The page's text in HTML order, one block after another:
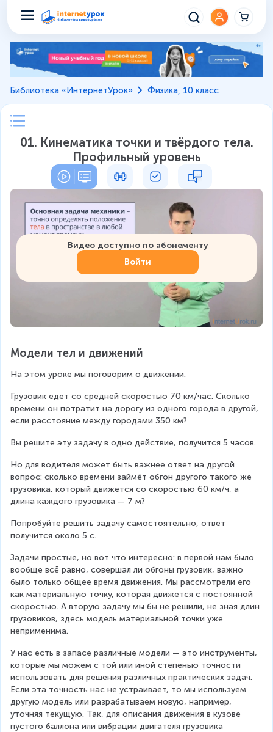
Библиотека «ИнтернетУрок» Физика, 10 класс
01. Кинематика точки и твёрдого тела.
Профильный уровень
Видео доступно по абонементу
Войти
Модели тел и движений
На этом уроке мы поговорим о движении.
Грузовик едет со средней скоростью 70 км/час. Сколько
времени он потратит на дорогу из одного города в другой,
если расстояние между городами 350 км?
Вы решите эту задачу в одно действие, получится 5 часов.
Но для водителя может быть важнее ответ на другой
вопрос: сколько времени займёт обгон другого такого же
грузовика, который движется со скоростью 60 км/ч, а
длина каждого грузовика — 7 м?
Попробуйте решить задачу самостоятельно, ответ
получится около 5 с.
Задачи простые, но вот что интересно: в первой нам было
вообще всё равно, совершал ли обгоны грузовик, важно
было только общее время движения. Мы рассмотрели его
как материальную точку, которая движется с постоянной
скоростью. А вторую задачу мы бы не решили, не зная длин
грузовиков, здесь модель материальной точки уже
неприменима.
У нас есть в запасе различные модели — это инструменты,
которые мы можем с той или иной степенью точности
использовать для решения различных практических задач.
Если эта точность нас не устраивает, то мы используем
другую модель или разрабатываем новую, например,
уточняя текущую. Так, для описания движения в кузове
пустого баллона или вибрации двигателя грузовика